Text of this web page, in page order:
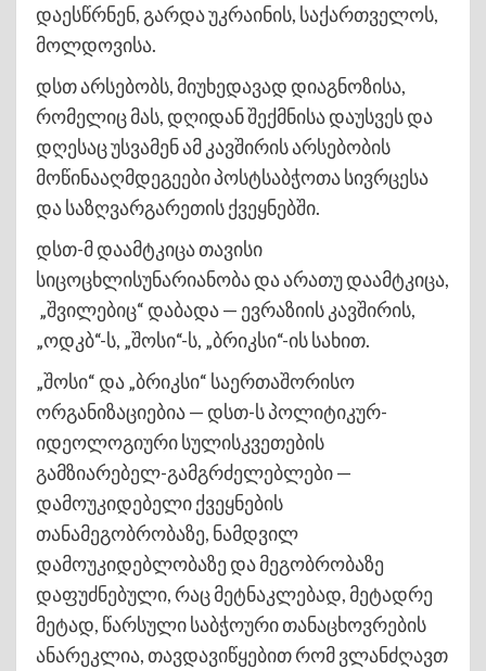
დაესწრნენ, გარდა უკრაინის, საქართველოს,
მოლდოვისა.
დსთ არსებობს, მიუხედავად დიაგნოზისა,
რომელიც მას, დღიდან შექმნისა დაუსვეს და
დღესაც უსვამენ ამ კავშირის არსებობის
მოწინააღმდეგეები პოსტსაბჭოთა სივრცესა
და საზღვარგარეთის ქვეყნებში.
დსთ-მ დაამტკიცა თავისი
სიცოცხლისუნარიანობა და არათუ დაამტკიცა,
„შვილებიც“ დაბადა — ევრაზიის კავშირის,
„ოდკბ“-ს, „შოსი“-ს, „ბრიკსი“-ის სახით.
„შოსი“ და „ბრიკსი“ საერთაშორისო
ორგანიზაციებია — დსთ-ს პოლიტიკურ-
იდეოლოგიური სულისკვეთების
გამზიარებელ-გამგრძელებლები —
დამოუკიდებელი ქვეყნების
თანამეგობრობაზე, ნამდვილ
დამოუკიდებლობაზე და მეგობრობაზე
დაფუძნებული, რაც მეტნაკლებად, მეტადრე
მეტად, წარსული საბჭოური თანაცხოვრების
ანარეკლია, თავდავიწყებით რომ ვლანძღავთ